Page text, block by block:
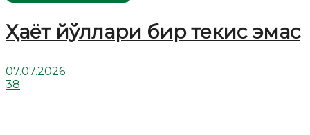
Ҳаёт йўллари бир текис эмас
07.07.2026
38